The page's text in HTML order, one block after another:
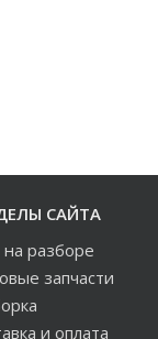
САЙТА
на разборе
запчасти
и оплата